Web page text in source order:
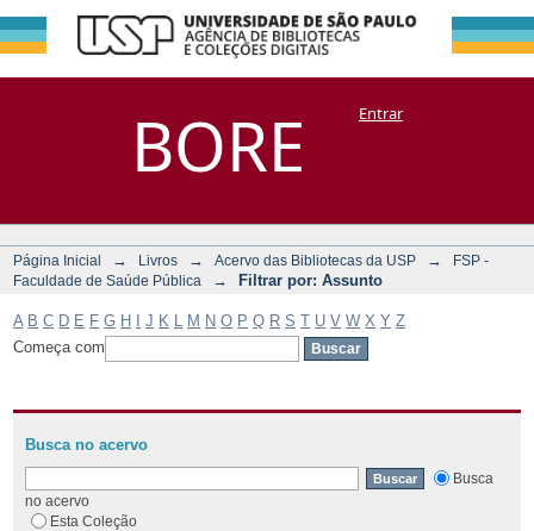
BORE
Filtrar por:
Assunto
DSpace/Manakin + CoriscoEntrar
Página Inicial → Livros → Acervo das Bibliotecas da USP →
FSP -
Faculdade de Saúde Pública
→ Filtrar por: Assunto
A B C D E F G H J K M N O P Q R S T U V W X Y Z
Começa com
Busca no acervo
Busca
no acervo
Esta Coleção